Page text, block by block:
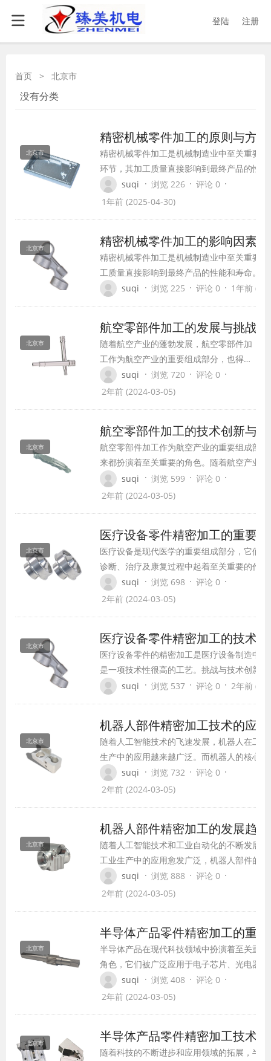
登陆 注册
首页 > 北京市
没有分类
北京市
精密机械零件加工的原则与方法
精密机械零件加工是机械制造业中至关重要的
环节，其加工质量直接影响到最终产品的性能
和寿命。为了保证精密机械零件的加工精度和
质量，加工过程中需要遵循一定的原则和方
suqi · 浏览 226 · 评论 0 ·
1年前 (2025-04-30)
北京市 精密机械零件加工的影响因素
精密机械零件加工是机械制造业中至关重要
工质量直接影响到最终产品的性能和寿命。
过程中，会受到许多因素的影响，使得零件
精度。
suqi · 浏览 225 · 评论 0 · 1年前
北京市
航空零部件加工的发展与挑战
随着航空产业的蓬勃发展，航空零部件加
工作为航空产业的重要组成部分，也得到
了迅猛的发展。航空零部件加工是指通过
对原材料进行切削、冲压、锻造、焊接等
器件。
suqi · 浏览 720 · 评论 0 ·
2年前 (2024-03-05)
北京市
航空零部件加工的技术创新与
航空零部件加工作为航空产业的重要组成部
来都扮演着至关重要的角色。随着航空产业
大，航空零部件加工也在不断迎来新的技术
趋势。技术创新是航空零部件加工能否保持
suqi · 浏览 599 · 评论 0 ·
2年前 (2024-03-05)
北京市
医疗设备零件精密加工的重要性
医疗设备是现代医学的重要组成部分，它们在
诊断、治疗及康复过程中起着至关重要的作
用。而这些医疗设备能够正常运作，离不开精
密加工的医疗设备零件的支持。本文将重点探
suqi · 浏览 698 · 评论 0 ·
2年前 (2024-03-05)
北京市 医疗设备零件精密加工的技术
医疗设备零件的精密加工是医疗设备制造中
是一项技术性很高的工艺。挑战与技术创新
不断发展，并且为整个医疗行业带来了巨大
suqi · 浏览 537 · 评论 0 · 2年前
北京市
机器人部件精密加工技术的应用
随着人工智能技术的飞速发展，机器人在工业
生产中的应用越来越广泛。而机器人的核心部
件便是其零部件，而这些零部件中的精密加工
技术更是至关重要。机器人部件的精密加工不
suqi · 浏览 732 · 评论 0 ·
2年前 (2024-03-05)
北京市
机器人部件精密加工的发展趋
随着人工智能技术和工业自动化的不断发展
工业生产中的应用愈发广泛，机器人部件的
术也随之得到了极大的发展。然而，面对激
争和日益复杂的生产需求，机器人部件精密
suqi · 浏览 888 · 评论 0 ·
2年前 (2024-03-05)
北京市
半导体产品零件精密加工的重
半导体产品在现代科技领域中扮演着至关重
角色，它们被广泛应用于电子芯片、光电器
传感器等领域，给我们的生活带来了极大的便
利。然而，半导体产品的生产过程需要非常
suqi · 浏览 408 · 评论 0 ·
2年前 (2024-03-05)
北京市 半导体产品零件精密加工技术
随着科技的不断进步和应用领域的拓展，半